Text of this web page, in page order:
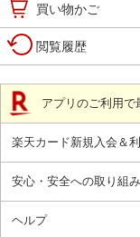
買い物かご
閲覧履歴
アプリのご利用で
楽天カード新規入会＆
安心・安全への取り組み
ヘルプ